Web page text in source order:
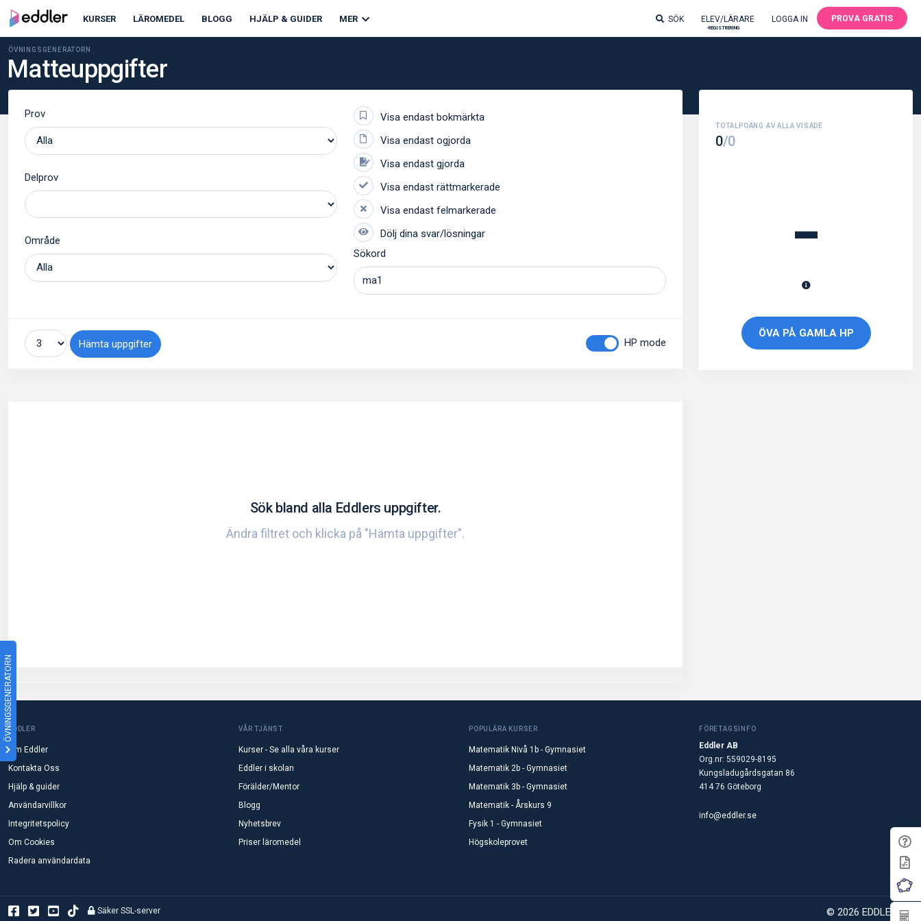
ÖVNINGSGENERATORN
KURSER LÄROMEDEL BLOGG HJÄLP & GUIDER MER SÖK ELEV/LÄRARE
-REGISTRERING
LOGGA IN PROVA GRATIS
ÖVNINGSGENERATORN
Matteuppgifter
Prov
Delprov
Område
Visa endast bokmärkta
Visa endast ogjorda
Visa endast gjorda
Dölj dina svar/lösningar
Sökord
Hämta uppgifter HP mode
Sök bland alla Eddlers uppgifter.
Ändra filtret och klicka på "Hämta uppgifter".
0/0
-
ÖVA PÅ GAMLA HP
EDDLER
Om Eddler
Kontakta Oss
Hjälp & guider
Användarvillkor
Integritetspolicy
Om Cookies
Radera användardata
VÅR TJÄNST
Kurser - Se alla våra kurser
Eddler i skolan
Förälder/Mentor
Blogg
Nyhetsbrev
Priser läromedel
POPULÄRA KURSER
Matematik Nivå 1b - Gymnasiet
Matematik 2b - Gymnasiet
Matematik 3b - Gymnasiet
Matematik - Årskurs 9
Fysik 1 - Gymnasiet
Högskoleprovet
FÖRETAGSINFO
Eddler AB
Org.nr: 559029-8195
Kungsladugårdsgatan 86
414 76 Göteborg
info@eddler.se
© 2026 EDDLER AB
Säker SSL-server